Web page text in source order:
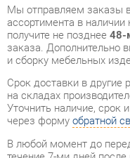
Срок доставки в другие
на складах
Уточнить наличие, срок
через формуобратной
В любой момент до
течение 7-ми дней после
изменить выборили
Несмотря на
могут быть повреждены
деталь.Повторная